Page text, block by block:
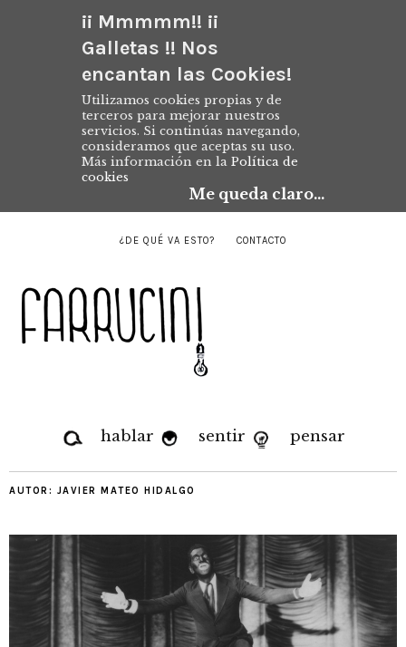
¡¡ Mmmmm!! ¡¡
Galletas !! Nos
encantan las Cookies!
Utilizamos cookies propias y de
terceros para mejorar nuestros
servicios. Si continúas navegando,
consideramos que aceptas su uso.
Más información en la Política de
cookies
Me queda claro...
¿DE QUÉ VA ESTO? CONTACTO
hablar sentir pensar
AUTOR: JAVIER MATEO HIDALGO